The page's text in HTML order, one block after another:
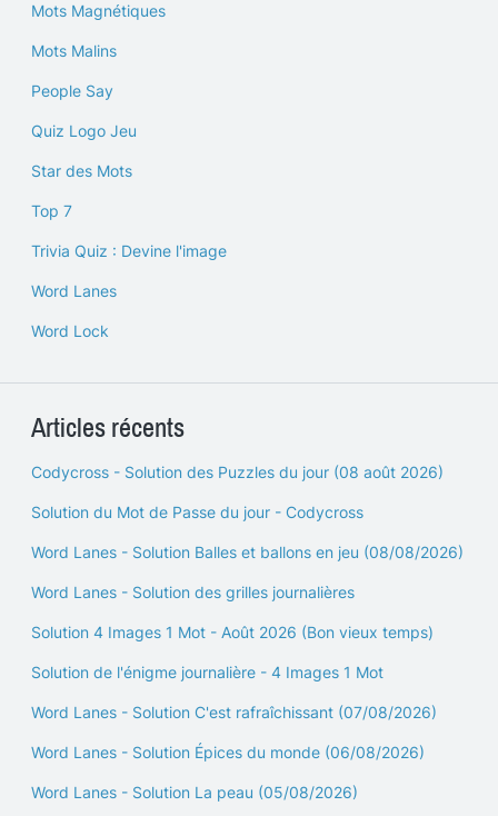
Mots Magnétiques
Mots Malins
People Say
Quiz Logo Jeu
Star des Mots
Top 7
Trivia Quiz : Devine l'image
Word Lanes
Word Lock
Articles récents
Codycross - Solution des Puzzles du jour (08 août 2026)
Solution du Mot de Passe du jour - Codycross
Word Lanes - Solution Balles et ballons en jeu (08/08/2026)
Word Lanes - Solution des grilles journalières
Solution 4 Images 1 Mot - Août 2026 (Bon vieux temps)
Solution de l'énigme journalière - 4 Images 1 Mot
Word Lanes - Solution C'est rafraîchissant (07/08/2026)
Word Lanes - Solution Épices du monde (06/08/2026)
Word Lanes - Solution La peau (05/08/2026)